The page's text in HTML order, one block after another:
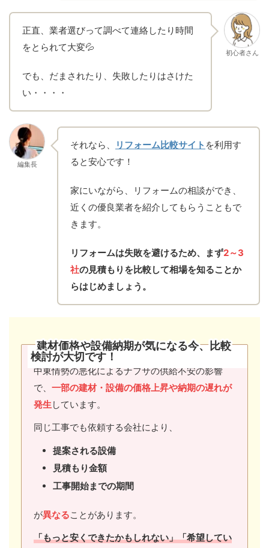
正直、業者選びって調べて連絡したり時間
をとられて大変💦
でも、だまされたり、失敗したりはさけた
い・・・・
初心者さん
編集長
それなら、 リフォーム比較サイト を利用す
ると安心です！
家にいながら、リフォームの相談ができ、
近くの優良業者を紹介してもらうこともで
きます。
リフォームは失敗を避けるため、まず2～3
社の見積もりを比較して相場を知ることか
らはじめましょう。
建材価格や設備納期が気になる今、比較
検討が大切です ！
中東情勢の悪化によるナフサの供給不安の影響
で、 一部の建材・設備の価格上昇や納期の遅れが
発生 しています。
同じ工事でも依頼する会社により、
提案される設備
見積もり金額
工事開始までの期間
が異なることがあります。
「もっと安くできたかもしれない」「希望してい